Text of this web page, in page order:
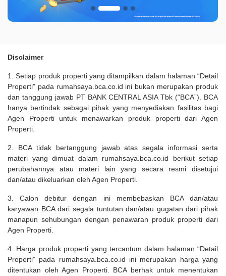
Disclaimer
1. Setiap produk properti yang ditampilkan dalam halaman “Detail
Properti" pada rumahsaya.bca.co.id ini bukan merupakan produk
dan tanggung jawab PT BANK CENTRAL ASIA Tbk (“BCA”). BCA
hanya bertindak sebagai pihak yang menyediakan fasilitas bagi
Agen Properti untuk menawarkan produk properti dari Agen
Properti.
2. BCA tidak bertanggung jawab atas segala informasi serta
materi yang dimuat dalam rumahsaya.bca.co.id berikut setiap
perubahannya atau materi lain yang secara resmi disetujui
dan/atau dikeluarkan oleh Agen Properti.
3. Calon debitur dengan ini membebaskan BCA dan/atau
karyawan BCA dari segala tuntutan dan/atau gugatan dari pihak
manapun sehubungan dengan penawaran produk properti dari
Agen Properti.
4. Harga produk properti yang tercantum dalam halaman “Detail
Properti” pada rumahsaya.bca.co.id ini merupakan harga yang
ditentukan oleh Agen Properti. BCA berhak untuk menentukan